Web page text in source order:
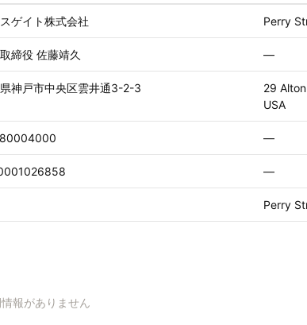
ゲイト株式会社 Perry
締役 佐藤靖久 —
神戸市中央区雲井通3-2-3
29
USA
—
—
Perry
報がありません